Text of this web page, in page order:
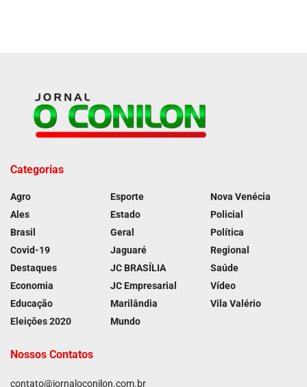
Categorias
Agro
Ales
Brasil
Covid-19
Destaques
Economia
Educação
Eleições 2020
Esporte
Estado
Geral
Jaguaré
JC BRASÍLIA
JC Empresarial
Marilândia
Mundo
Nova Venécia
Policial
Política
Regional
Saúde
Vídeo
Vila Valério
Nossos Contatos
contato@jornaloconilon.com.br